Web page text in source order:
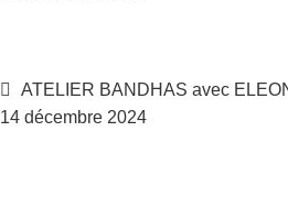
Navigation
Article
précédent :
ATELIER BANDHAS avec
14 décembre 2024